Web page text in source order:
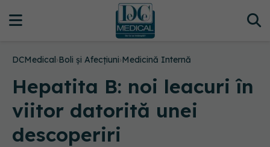
DCMedical›Boli și Afecțiuni›Medicină Internă
Hepatita B: noi leacuri în
viitor datorită unei
descoperiri